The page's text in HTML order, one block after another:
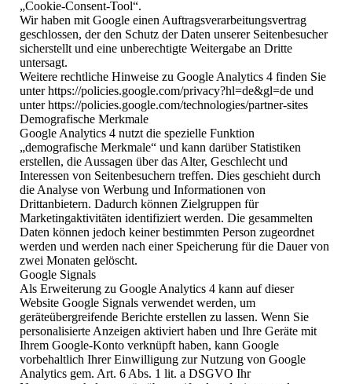
„Cookie-Consent-Tool“.
Wir haben mit Google einen Auftragsverarbeitungsvertrag
geschlossen, der den Schutz der Daten unserer Seitenbesucher
sicherstellt und eine unberechtigte Weitergabe an Dritte
untersagt.
Weitere rechtliche Hinweise zu Google Analytics 4 finden Sie
unter https://policies.google.com/privacy?hl=de&gl=de und
unter https://policies.google.com/technologies/partner-sites
Demografische Merkmale
Google Analytics 4 nutzt die spezielle Funktion
„demografische Merkmale“ und kann darüber Statistiken
erstellen, die Aussagen über das Alter, Geschlecht und
Interessen von Seitenbesuchern treffen. Dies geschieht durch
die Analyse von Werbung und Informationen von
Drittanbietern. Dadurch können Zielgruppen für
Marketingaktivitäten identifiziert werden. Die gesammelten
Daten können jedoch keiner bestimmten Person zugeordnet
werden und werden nach einer Speicherung für die Dauer von
zwei Monaten gelöscht.
Google Signals
Als Erweiterung zu Google Analytics 4 kann auf dieser
Website Google Signals verwendet werden, um
geräteübergreifende Berichte erstellen zu lassen. Wenn Sie
personalisierte Anzeigen aktiviert haben und Ihre Geräte mit
Ihrem Google-Konto verknüpft haben, kann Google
vorbehaltlich Ihrer Einwilligung zur Nutzung von Google
Analytics gem. Art. 6 Abs. 1 lit. a DSGVO Ihr